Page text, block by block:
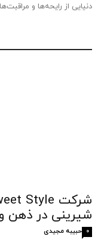
دنیایی از رایحه‌ها و
شیرینی در ذهن
حبیبه مجیدی 0